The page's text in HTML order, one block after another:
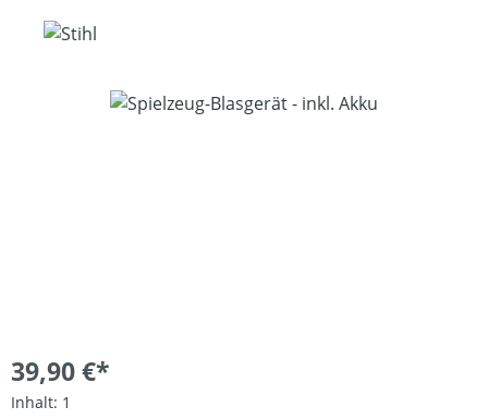
Bildergalerie überspringen
39,90 €*
Inhalt: 1